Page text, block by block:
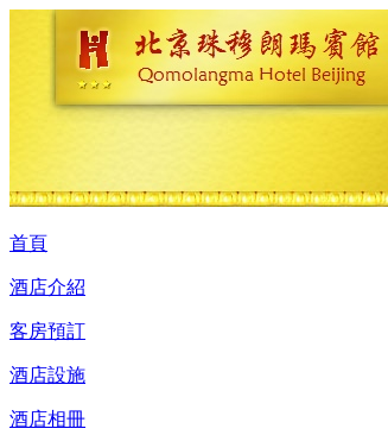
首頁
酒店介紹
客房預訂
酒店設施
酒店相冊